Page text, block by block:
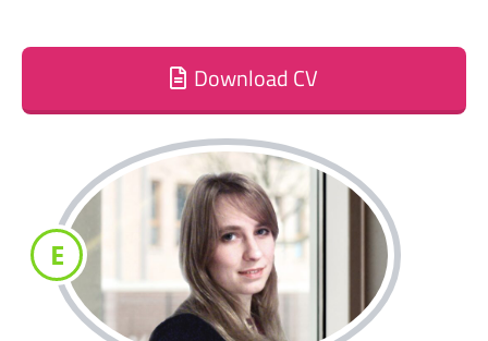
Download CV
E